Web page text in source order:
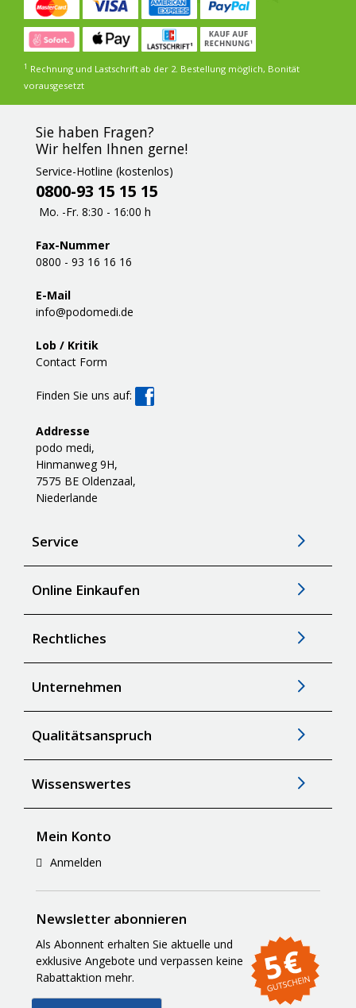
1 Rechnung und Lastschrift ab der 2. Bestellung möglich, Bonität
vorausgesetzt
Sie haben Fragen?
Wir helfen Ihnen gerne!
Service-Hotline (kostenlos)
0800-93 15 15 15
Mo. -Fr. 8:30 - 16:00 h
Fax-Nummer
0800 - 93 16 16 16
E-Mail
info@podomedi.de
Lob / Kritik
Contact Form
Finden Sie uns auf:
Addresse
podo medi,
Hinmanweg 9H,
7575 BE Oldenzaal,
Niederlande
Service
Online Einkaufen
Rechtliches
Unternehmen
Qualitätsanspruch
Wissenswertes
Mein Konto
Anmelden
Newsletter abonnieren
Als Abonnent erhalten Sie aktuelle und
exklusive Angebote und verpassen keine
Rabattaktion mehr.